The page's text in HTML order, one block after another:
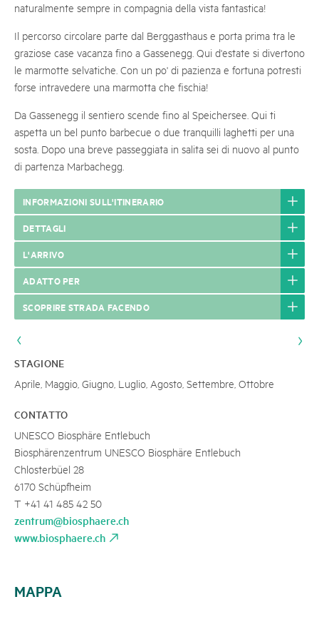
naturalmente sempre in compagnia della vista fantastica!
Il percorso circolare parte dal Berggasthaus e porta prima tra le
graziose case vacanza fino a Gassenegg. Qui d'estate si divertono
le marmotte selvatiche. Con un po' di pazienza e fortuna potresti
forse intravedere una marmotta che fischia!
Da Gassenegg il sentiero scende fino al Speichersee. Qui ti
aspetta un bel punto barbecue o due tranquilli laghetti per una
sosta. Dopo una breve passeggiata in salita sei di nuovo al punto
di partenza Marbachegg.
INFORMAZIONI SULL'ITINERARIO
DETTAGLI
L'ARRIVO
ADATTO PER
SCOPRIRE STRADA FACENDO
STAGIONE
Aprile, Maggio, Giugno, Luglio, Agosto, Settembre, Ottobre
CONTATTO
UNESCO Biosphäre Entlebuch
Biosphärenzentrum UNESCO Biosphäre Entlebuch
Chlosterbüel 28
6170 Schüpfheim
T +41 41 485 42 50
zentrum@biosphaere.ch
www.biosphaere.ch
MAPPA